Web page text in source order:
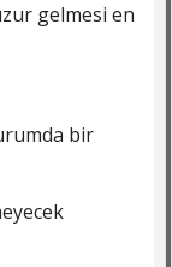
gelmesi en
bir